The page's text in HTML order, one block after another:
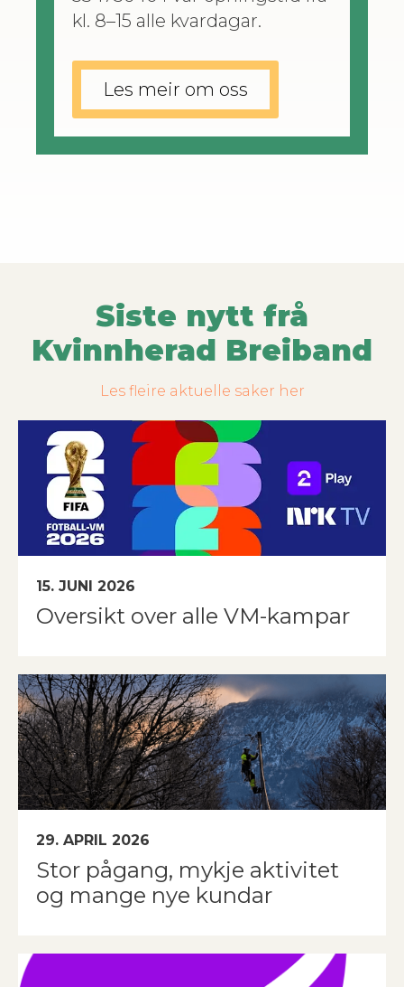
kl. 8–15 alle kvardagar.
Les meir om oss
Siste nytt frå
Kvinnherad Breiband
Les fleire aktuelle saker her
15. JUNI 2026
Oversikt over alle VM-kampar
29. APRIL 2026
Stor pågang, mykje aktivitet
og mange nye kundar